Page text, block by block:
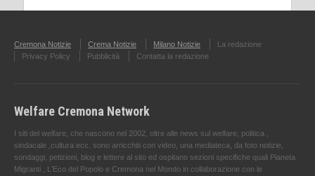
Cremona Notizie Crema Notizie Milano Notizie
La redazione
Privacy Policy
Pubblicità Contatta la redazione
Welfare Cremona Network
I siti del welfare, che nascono nel 2002, oltre alle news sul welfare, politica ,
sindacale ,cultura ecc. sono arricchiti con video, una mediateca, da foto notizie,
sondaggi, petizioni, blog e lettere al sito ed ospitano sezioni specifiche quali Pianeta
Migranti , L'Eco del Popolo e Cremona nel Mondo in collaborazione con le